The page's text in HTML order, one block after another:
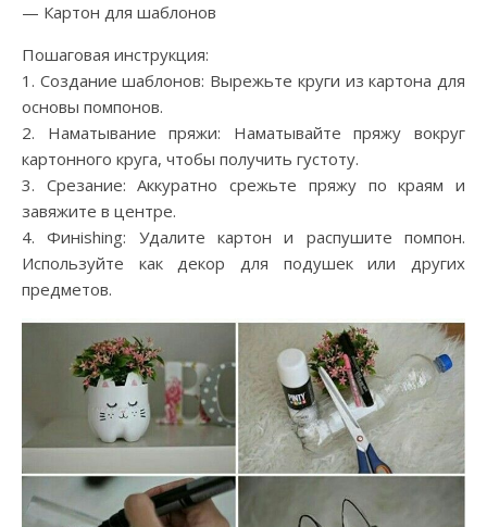
— Картон для шаблонов
Пошаговая инструкция:
1. Создание шаблонов: Вырежьте круги из картона для
основы помпонов.
2. Наматывание пряжи: Наматывайте пряжу вокруг
картонного круга, чтобы получить густоту.
3. Срезание: Аккуратно срежьте пряжу по краям и
завяжите в центре.
4. Финishing: Удалите картон и распушите помпон.
Используйте как декор для подушек или других
предметов.